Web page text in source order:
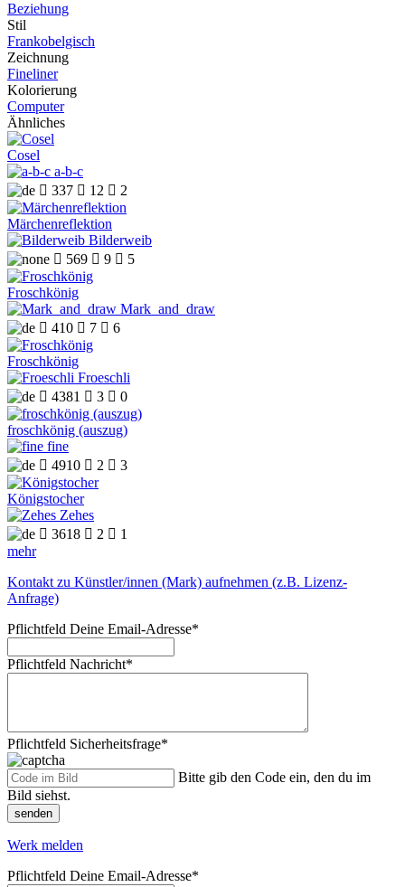
Beziehung
Stil
Frankobelgisch
Zeichnung
Fineliner
Kolorierung
Computer
Ähnliches
Cosel
a-b-c
 337  12  2
Märchenreflektion
Bilderweib
 569  9  5
Froschkönig
Mark_and_draw
 410  7  6
Froschkönig
Froeschli
 4381  3  0
froschkönig (auszug)
fine
 4910  2  3
Königstocher
Zehes
 3618  2  1
mehr
Kontakt zu Künstler/innen (Mark) aufnehmen (z.B. Lizenz-
Anfrage)
Pflichtfeld Deine Email-Adresse*
Pflichtfeld Nachricht*
Pflichtfeld Sicherheitsfrage*
Bitte gib den Code ein, den du im
Bild siehst.
senden
Werk melden
Pflichtfeld Deine Email-Adresse*